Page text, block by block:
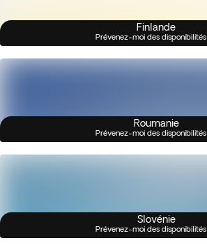
Finlande
Prévenez-moi des disponibilités
Roumanie
Prévenez-moi des disponibilités
Slovénie
Prévenez-moi des disponibilités